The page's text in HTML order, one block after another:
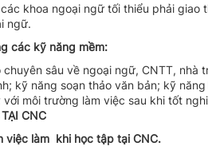
khoa ngoại ngữ tối thiểu phải
ngữ.
các kỹ năng mềm:
chuyên sâu về ngoại ngữ, CNTT,
kỹ năng soạn thảo văn bản; kỹ
môi trường làm việc sau khi tốt
TẠI CNC
việc làm khi học tập tại CNC.